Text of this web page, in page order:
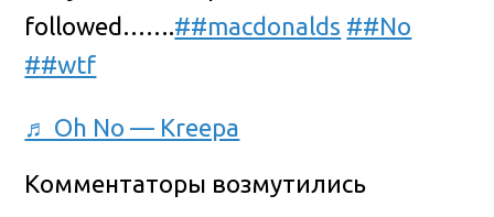
followed…….##macdonalds ##No
##wtf
♬ Oh No — Kreepa
Комментаторы возмутились